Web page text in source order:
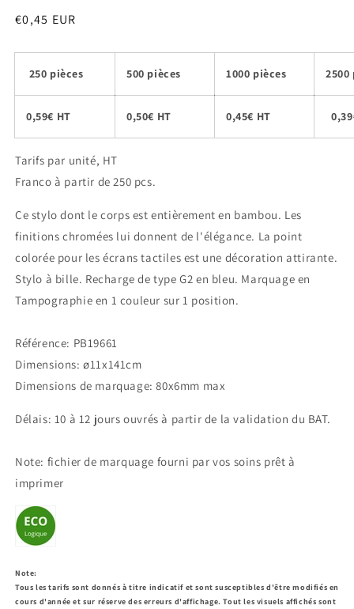
Prix
€0,45 EUR
250 pièces 500 pièces 1000 pièces 2500
0,59€ HT 0,50€ HT 0,45€ HT
Tarifs par unité, HT
Franco à partir de 250 pcs.
Ce stylo dont le corps est entièrement en bambou. Les
finitions chromées lui donnent de l'élégance. La point
colorée pour les écrans tactiles est une décoration attirante.
Stylo à bille. Recharge de type G2 en bleu. Marquage en
Tampographie en 1 couleur sur 1 position.
Référence: PB19661
Dimensions: ø11x141cm
Dimensions de marquage: 80x6mm max
Délais: 10 à 12 jours ouvrés à partir de la validation du BAT.
Note: fichier de marquage fourni par vos soins prêt à
imprimer
Note:
Tous les tarifs sont donnés à titre indicatif et sont susceptibles d'être modifiés en
cours d'année et sur réserve des erreurs d'affichage. Tout les visuels affichés sont